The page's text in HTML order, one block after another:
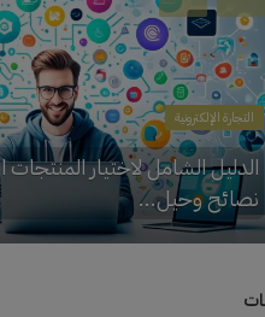
العمل الحر (Freelancing)
دليلك لبناء مدونة ناجحة والربح